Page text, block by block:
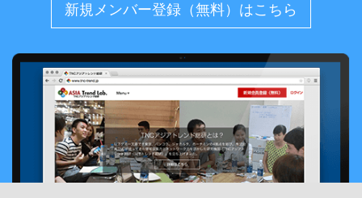
新規メンバー登録（無料）はこちら